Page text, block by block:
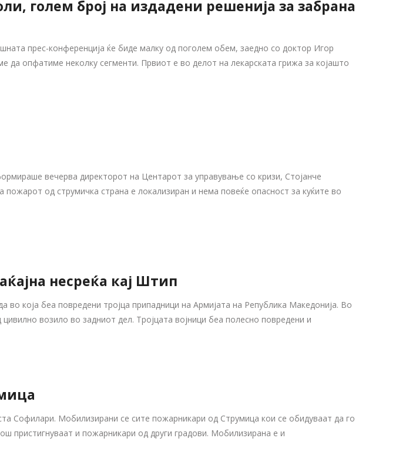
голем број на издадени решенија за забрана
прес-конференција ќе биде малку од поголем обем, заедно со доктор Игор
да опфатиме неколку сегменти. Првиот е во делот на лекарската грижа за којашто
вечерва директорот на Центарот за управување со кризи, Стојанче
од струмичка страна е локализиран и нема повеќе опасност за куќите во
несреќа кај Штип
која беа повредени тројца припадници на Армијата на Република Македонија. Во
возило во задниот дел. Тројцата војници беа полесно повредени и
Софилари. Мобилизирани се сите пожарникари од Струмица кои се обидуваат да го
пристигнуваат и пожарникари од други градови. Мобилизирана е и